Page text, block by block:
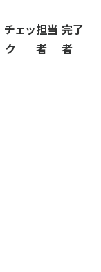
チェッ
ク
担当
者
完了
者